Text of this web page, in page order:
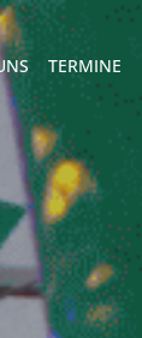
TERMINE